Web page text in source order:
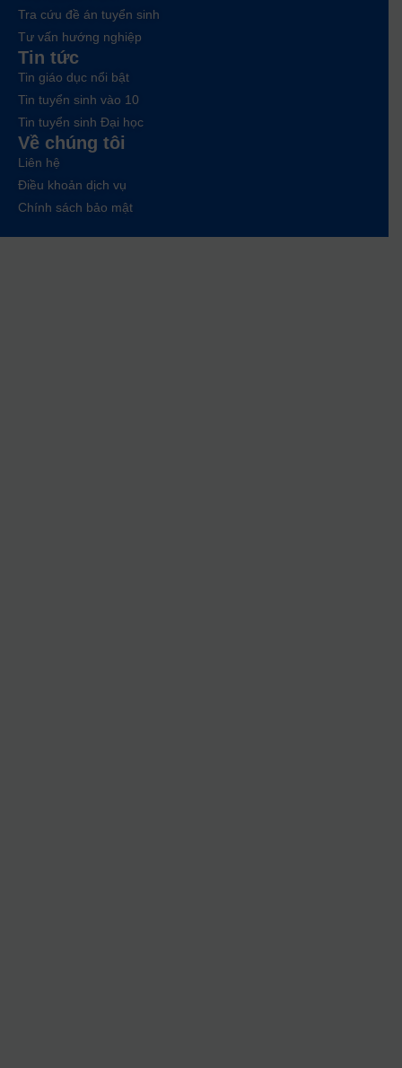
Tra cứu đề án tuyển sinh
Tư vấn hướng nghiệp
Tin tức
Tin giáo dục nổi bật
Tin tuyển sinh vào 10
Tin tuyển sinh Đại học
Về chúng tôi
Liên hệ
Điều khoản dịch vụ
Chính sách bảo mật